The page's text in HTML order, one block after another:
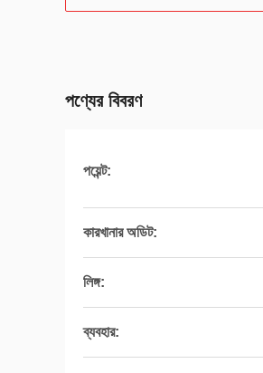
পণ্যের বিবরণ
পয়েন্ট:
কারখানার অডিট:
লিঙ্গ:
ব্যবহার: